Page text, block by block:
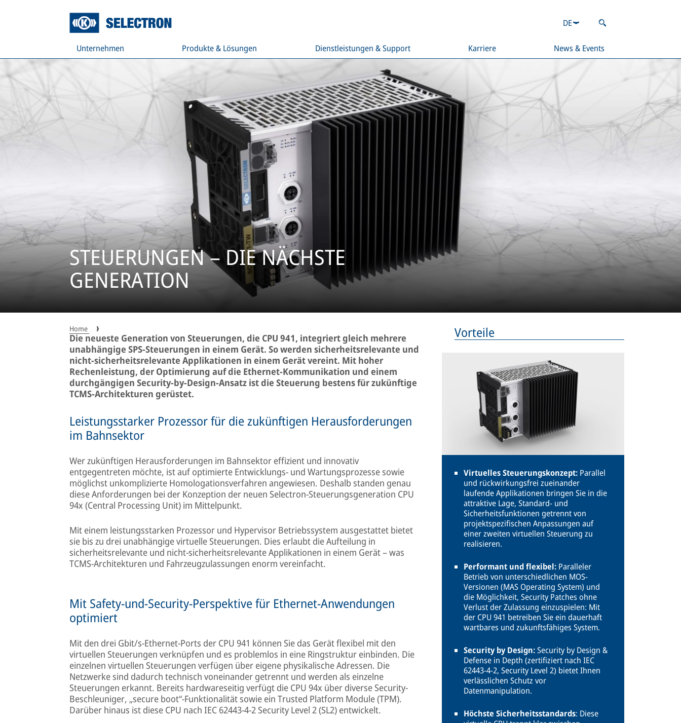
Unternehmen Produkte & Lösungen Dienstleistungen & Support Karriere News & Events
DE
STEUERUNGEN – DIE NÄCHSTE
GENERATION
Home
Die neueste Generation von Steuerungen, die CPU 941, integriert gleich mehrere
unabhängige SPS-Steuerungen in einem Gerät. So werden sicherheitsrelevante und
nicht-sicherheitsrelevante Applikationen in einem Gerät vereint. Mit hoher
Rechenleistung, der Optimierung auf die Ethernet-Kommunikation und einem
durchgängigen Security-by-Design-Ansatz ist die Steuerung bestens für zukünftige
TCMS-Architekturen gerüstet.
Leistungsstarker Prozessor für die zukünftigen Herausforderungen
im Bahnsektor
Wer zukünftigen Herausforderungen im Bahnsektor effizient und innovativ
entgegentreten möchte, ist auf optimierte Entwicklungs- und Wartungsprozesse sowie
möglichst unkomplizierte Homologationsverfahren angewiesen. Deshalb standen genau
diese Anforderungen bei der Konzeption der neuen Selectron-Steuerungsgeneration CPU
94x (Central Processing Unit) im Mittelpunkt.
Mit einem leistungsstarken Prozessor und Hypervisor Betriebssystem ausgestattet bietet
sie bis zu drei unabhängige virtuelle Steuerungen. Dies erlaubt die Aufteilung in
sicherheitsrelevante und nicht-sicherheitsrelevante Applikationen in einem Gerät – was
TCMS-Architekturen und Fahrzeugzulassungen enorm vereinfacht.
Mit Safety-und-Security-Perspektive für Ethernet-Anwendungen
optimiert
Mit den drei Gbit/s-Ethernet-Ports der CPU 941 können Sie das Gerät flexibel mit den
virtuellen Steuerungen verknüpfen und es problemlos in eine Ringstruktur einbinden. Die
einzelnen virtuellen Steuerungen verfügen über eigene physikalische Adressen. Die
Netzwerke sind dadurch technisch voneinander getrennt und werden als einzelne
Steuerungen erkannt. Bereits hardwareseitig verfügt die CPU 94x über diverse Security-
Beschleuniger, „secure boot“-Funktionalität sowie ein Trusted Platform Module (TPM).
Darüber hinaus ist diese CPU nach IEC 62443-4-2 Security Level 2 (SL2) entwickelt.
Vorteile
Virtuelles Steuerungskonzept: Parallel
und rückwirkungsfrei zueinander
laufende Applikationen bringen Sie in die
attraktive Lage, Standard- und
Sicherheitsfunktionen getrennt von
projektspezifischen Anpassungen auf
einer zweiten virtuellen Steuerung zu
realisieren.
Performant und flexibel: Paralleler
Betrieb von unterschiedlichen MOS-
Versionen (MAS Operating System) und
die Möglichkeit, Security Patches ohne
Verlust der Zulassung einzuspielen: Mit
der CPU 941 betreiben Sie ein dauerhaft
wartbares und zukunftsfähiges System.
Security by Design:Security by Design &
Defense in Depth (zertifiziert nach IEC
62443-4-2, Security Level 2) bietet Ihnen
verlässlichen Schutz vor
Datenmanipulation.
Höchste Sicherheitsstandards: Diese